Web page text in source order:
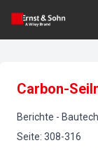
Carbon-
Berichte -
Seite: 308-316